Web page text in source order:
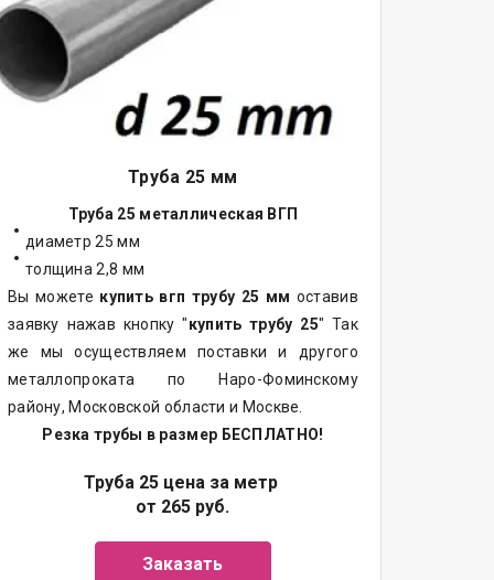
Труба 25 мм
Труба 25 металлическая ВГП
диаметр 25 мм
толщина 2,8 мм
Вы можете купить вгп трубу 25 мм оставив
заявку нажав кнопку "купить трубу 25" Так
же мы осуществляем поставки и другого
металлопроката по Наро-Фоминскому
району, Московской области и Москве.
Резка трубы в размер БЕСПЛАТНО!
Труба 25 цена за метр
от 265 руб.
Заказать